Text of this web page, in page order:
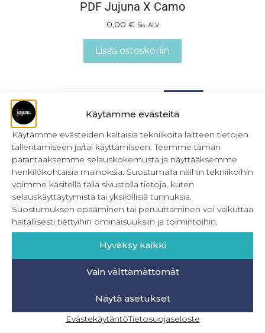
Käytämme evästeitä
Käytämme evästeiden kaltaisia tekniikoita laitteen tietojen
tallentamiseen ja/tai käyttämiseen. Teemme tämän
parantaaksemme selauskokemusta ja näyttääksemme
henkilökohtaisia mainoksia. Suostumalla näihin tekniikoihin
voimme käsitellä tällä sivustolla tietoja, kuten
selauskäyttäytymistä tai yksilöllisiä tunnuksia.
Suostumuksen epääminen tai peruuttaminen voi vaikuttaa
haitallisesti tiettyihin ominaisuuksiin ja toimintoihin.
Hyväksy kaikki
Vain välttämättömät
Näytä asetukset
EvästekäytäntöTietosuojaseloste
PDF Jujuna X Camo
0,00 € Sis. ALV
Lisää ostoskoriin
Everyday Dresses 32-56
19,90€ Sis. ALV
Lisää ostoskoriin